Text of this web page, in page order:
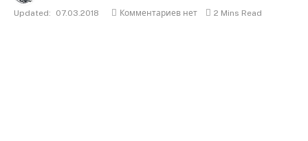
Updated:
07.03.2018 Комментариев нет 2 Mins Read